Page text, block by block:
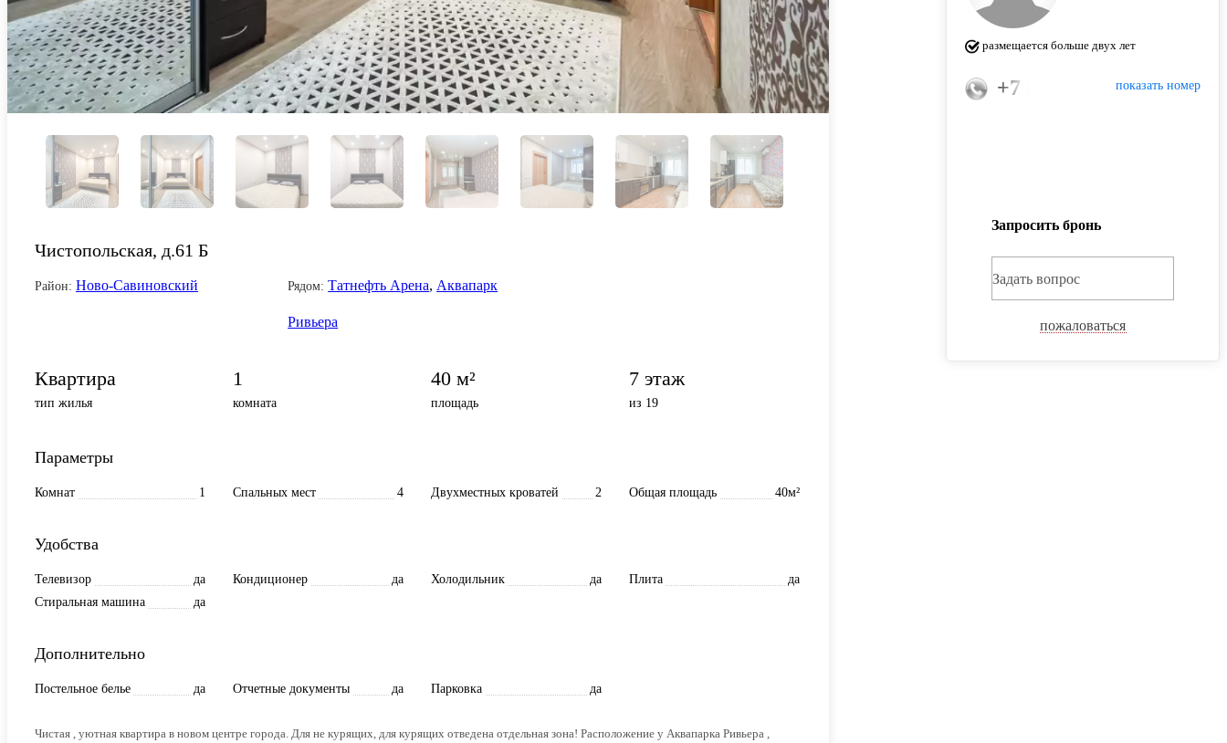
Чистопольская, д.61 Б
Район: Ново-Савиновский Рядом: Татнефть Арена, Аквапарк
Ривьера
Квартира
тип жилья
1
комната
40 м²
площадь
7 этаж
из 19
Параметры
Комнат 1 Спальных мест 4 Двухместных кроватей 2 Общая площадь 40м²
Удобства
Телевизор да Кондиционер да Холодильник да Плита
да
Стиральная машина
да
Дополнительно
Постельное белье да Отчетные документы да Парковка да
Чистая , уютная квартира в новом центре города. Для не курящих, для курящих отведена отдельная зона! Расположение у Аквапарка Ривьера ,
размещается больше двух лет
показать номер
+7 (917) 882-82-67
Запросить бронь
Задать вопрос
пожаловаться